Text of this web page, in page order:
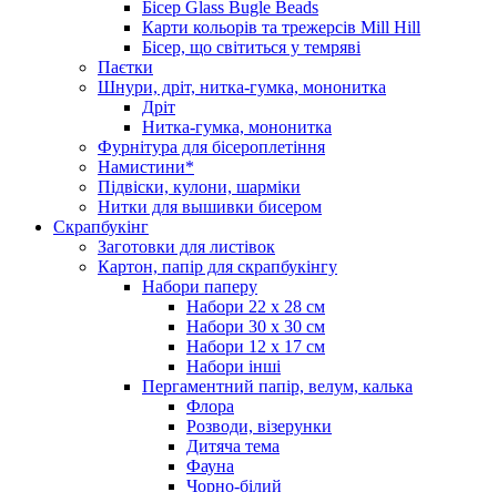
Бісер Glass Bugle Beads
Карти кольорів та трежерсів Mill Hill
Бісер, що світиться у темряві
Паєтки
Шнури, дріт, нитка-гумка, мононитка
Дріт
Нитка-гумка, мононитка
Фурнітура для бісероплетіння
Намистини*
Підвіски, кулони, шарміки
Нитки для вышивки бисером
Скрапбукінг
Заготовки для листівок
Картон, папір для скрапбукінгу
Набори паперу
Набори 22 х 28 см
Набори 30 х 30 см
Набори 12 х 17 см
Набори інші
Пергаментний папір, велум, калька
Флора
Розводи, візерунки
Дитяча тема
Фауна
Чорно-білий